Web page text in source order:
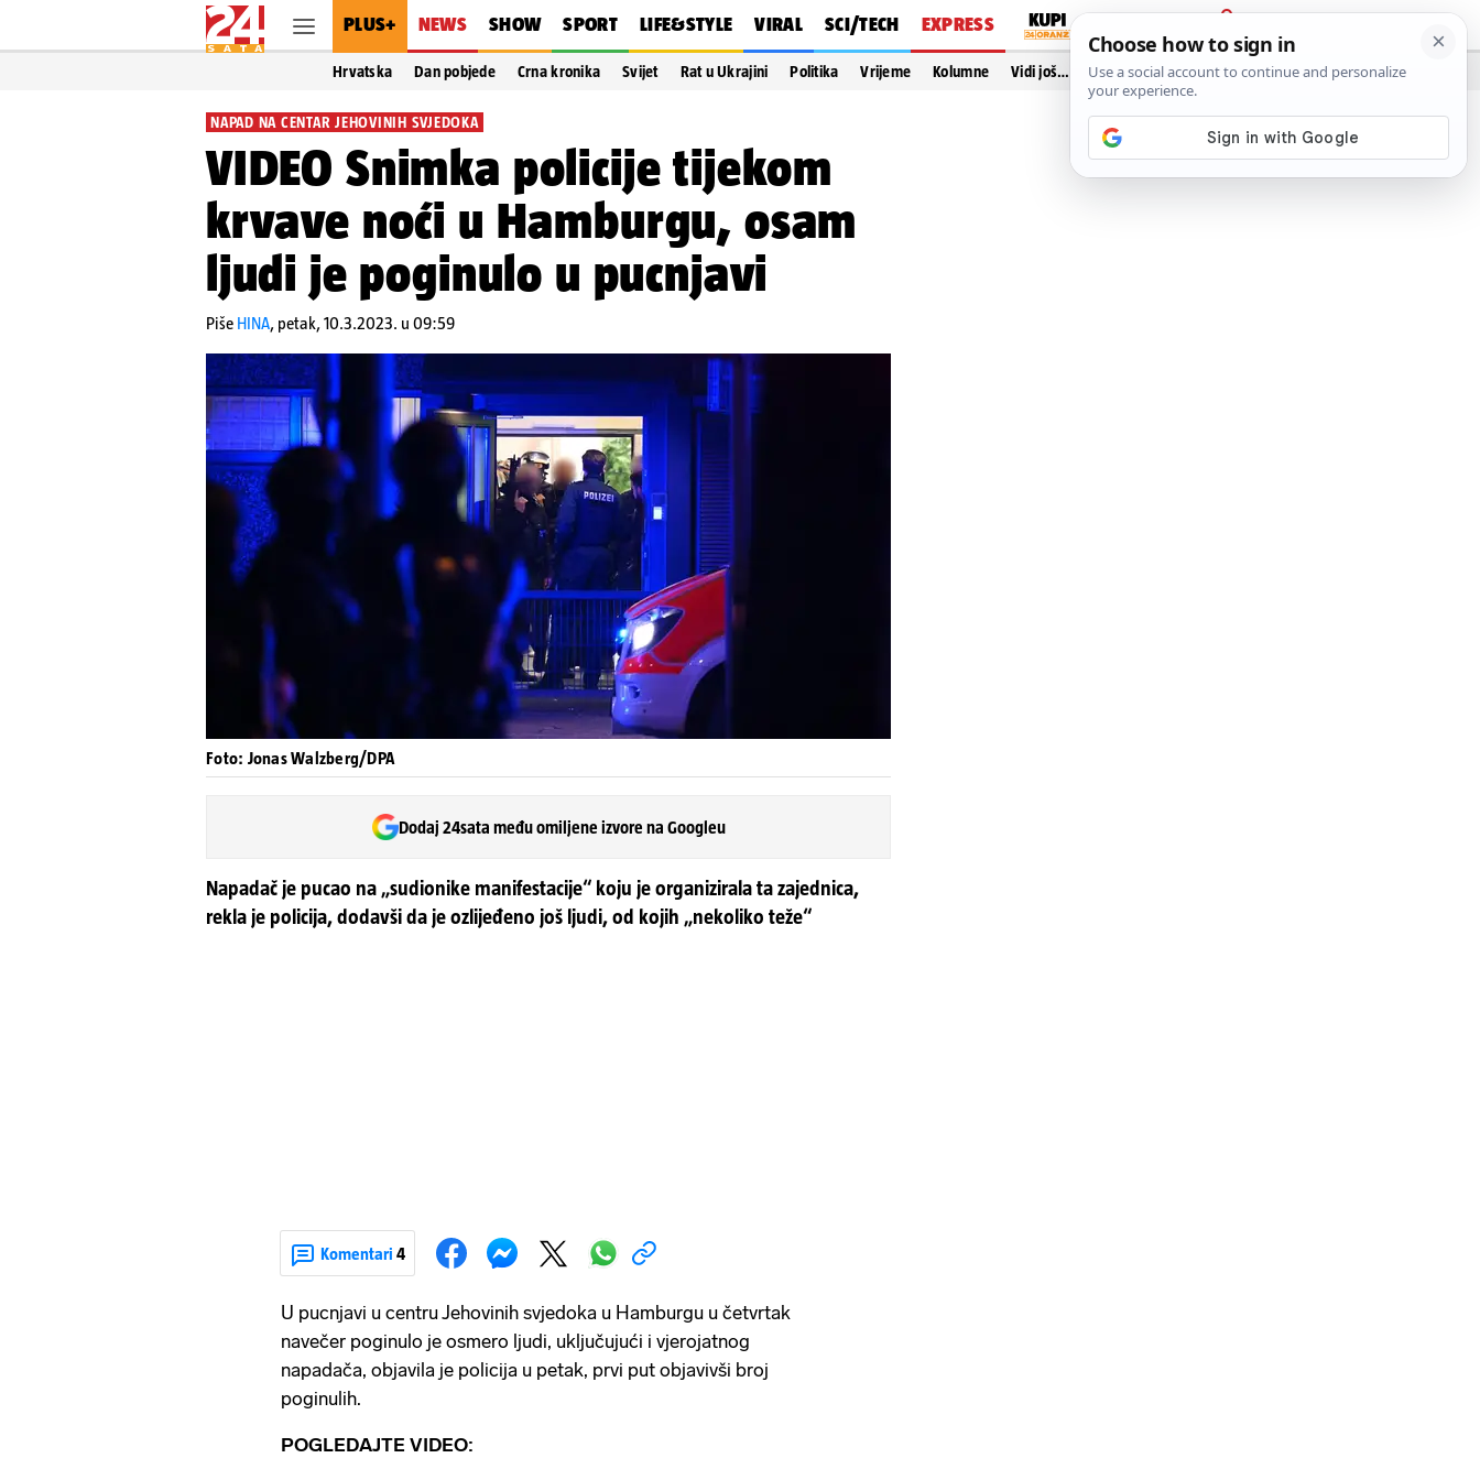
PLUS+ NEWS SHOW SPORT LIFE&STYLE VIRAL SCI/TECH EXPRESS
PRIJAVA
Hrvatska Dan pobjede Crna kronika Svijet Rat u Ukrajini Politika Vrijeme Kolumne Vidi još…
NAPAD NA CENTAR JEHOVINIH SVJEDOKA
VIDEO Snimka policije tijekom
krvave noći u Hamburgu, osam
ljudi je poginulo u pucnjavi
Piše HINA, petak, 10.3.2023. u 09:59
Foto: Jonas Walzberg/DPA
Dodaj 24sata među omiljene izvore na Googleu
Napadač je pucao na „sudionike manifestacije“ koju je organizirala ta zajednica,
rekla je policija, dodavši da je ozlijeđeno još ljudi, od kojih „nekoliko teže“
Komentari 4
U pucnjavi u centru Jehovinih svjedoka u Hamburgu u četvrtak
navečer poginulo je osmero ljudi, uključujući i vjerojatnog
napadača, objavila je policija u petak, prvi put objavivši broj
poginulih.
POGLEDAJTE VIDEO: